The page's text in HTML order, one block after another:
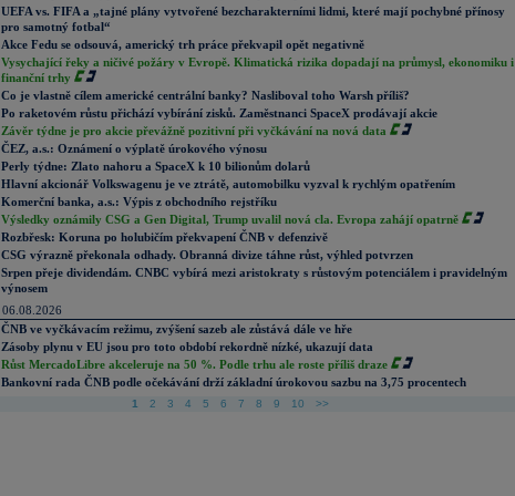
UEFA vs. FIFA a „tajné plány vytvořené bezcharakterními lidmi, které mají pochybné přínosy
pro samotný fotbal“
Akce Fedu se odsouvá, americký trh práce překvapil opět negativně
Vysychající řeky a ničivé požáry v Evropě. Klimatická rizika dopadají na průmysl, ekonomiku i
finanční trhy
Co je vlastně cílem americké centrální banky? Nasliboval toho Warsh příliš?
Po raketovém růstu přichází vybírání zisků. Zaměstnanci SpaceX prodávají akcie
Závěr týdne je pro akcie převážně pozitivní při vyčkávání na nová data
ČEZ, a.s.: Oznámení o výplatě úrokového výnosu
Perly týdne: Zlato nahoru a SpaceX k 10 bilionům dolarů
Hlavní akcionář Volkswagenu je ve ztrátě, automobilku vyzval k rychlým opatřením
Komerční banka, a.s.: Výpis z obchodního rejstříku
Výsledky oznámily CSG a Gen Digital, Trump uvalil nová cla. Evropa zahájí opatrně
Rozbřesk: Koruna po holubičím překvapení ČNB v defenzivě
CSG výrazně překonala odhady. Obranná divize táhne růst, výhled potvrzen
Srpen přeje dividendám. CNBC vybírá mezi aristokraty s růstovým potenciálem i pravidelným
výnosem
06.08.2026
ČNB ve vyčkávacím režimu, zvýšení sazeb ale zůstává dále ve hře
Zásoby plynu v EU jsou pro toto období rekordně nízké, ukazují data
Růst MercadoLibre akceleruje na 50 %. Podle trhu ale roste příliš draze
Bankovní rada ČNB podle očekávání drží základní úrokovou sazbu na 3,75 procentech
1 2 3 4 5 6 7 8 9 10 >>